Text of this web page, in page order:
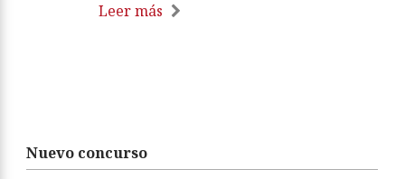
Leer más
Nuevo concurso